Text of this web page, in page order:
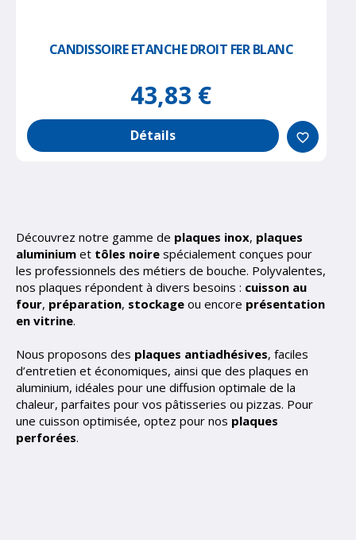
CANDISSOIRE ETANCHE DROIT FER BLANC
43,83 €
Détails favorite_border
Découvrez notre gamme de plaques inox, plaques
aluminium et tôles noire spécialement conçues pour
les professionnels des métiers de bouche. Polyvalentes,
nos plaques répondent à divers besoins : cuisson au
four, préparation, stockage ou encore présentation
en vitrine.
Nous proposons des plaques antiadhésives, faciles
d’entretien et économiques, ainsi que des plaques en
aluminium, idéales pour une diffusion optimale de la
chaleur, parfaites pour vos pâtisseries ou pizzas. Pour
une cuisson optimisée, optez pour nos plaques
perforées.